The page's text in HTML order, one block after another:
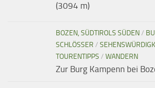
(3094 m)
BOZEN, SÜDTIROLS SÜDEN/
SCHLÖSSER /
TOURENTIPPS / WANDERN
Zur Burg Kampenn bei